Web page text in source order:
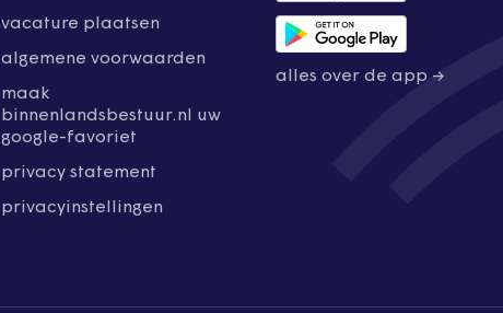
vacature plaatsen
algemene voorwaarden
maak
binnenlandsbestuur.nl uw
google-favoriet
privacy statement
privacyinstellingen
alles over de app →